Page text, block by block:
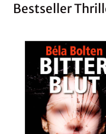
Bestseller